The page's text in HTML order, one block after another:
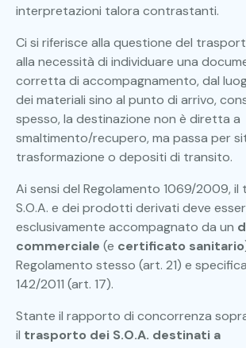
interpretazioni talora contrastanti.
Ci si riferisce alla questione del
alla necessità di individuare una
corretta di accompagnamento, dal
dei materiali sino al punto di arrivo,
spesso, la destinazione non è diretta a
smaltimento/recupero, ma passa per
trasformazione o depositi di transito.
Ai sensi del Regolamento 1069/2009,
S.O.A. e dei prodotti derivati deve
esclusivamente accompagnato da un
commerciale (e certificato sanitario
Regolamento stesso (art. 21) e
142/2011 (art. 17).
Stante il rapporto di concorrenza
il trasporto dei S.O.A. destinati a